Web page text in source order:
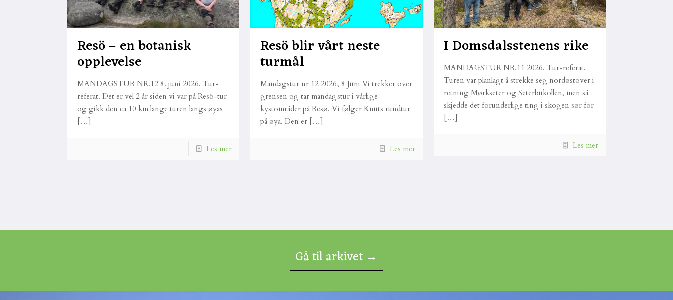
Resö – en botanisk
opplevelse
MANDAGSTUR NR.12 8. juni 2026. Tur-
referat. Det er vel 2 år siden vi var på Resö-tur
og gikk den ca 10 km lange turen langs øyas
[…]
Les mer
Resö blir vårt neste
turmål
Mandagstur nr 12 2026, 8 Juni Vi trekker over
grensen og tar mandagstur i vårlige
kystområder på Resø. Vi følger Knuts rundtur
på øya. Den er[…]
Les mer
I Domsdalsstenens rike
MANDAGSTUR NR.11 2026. Tur-referat.
Turen var planlagt å strekke seg nordøstover i
retning Mørkseter og Seterbukollen, men så
skjedde det forunderlige ting i skogen sør for
[…]
Les mer
Gå til arkivet →